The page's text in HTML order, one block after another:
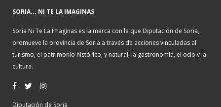
SORIA... NI TE LA IMAGINAS
Soria Ni Te La Imaginas es la marca con la que Diputación de Soria,
promueve la provincia de Soria a través de acciones vinculadas al
turismo, el patrimonio histórico, y natural, la gastronomía, el ocio y la
cultura.
Diputación de Soria